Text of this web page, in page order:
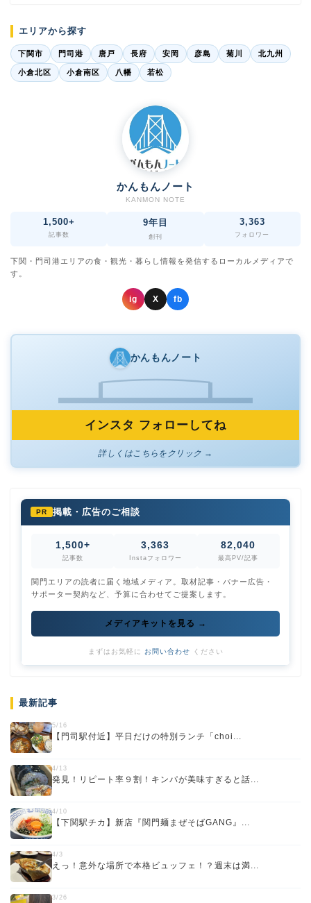
エリアから探す
下関市 門司港 唐戸 長府 安岡 彦島 菊川 北九州
小倉北区 小倉南区 八幡 若松
かんもんノート
KANMON NOTE
1,500+
記事数
9年目
創刊
3,363
フォロワー
下関・門司港エリアの食・観光・暮らし情報を発信するローカルメディアで
す。
ig X fb
かんもんノート
インスタ フォローしてね
詳しくはこちらをクリック →
PR 掲載・広告のご相談
1,500+
記事数
3,363
Instaフォロワー
82,040
最高PV/記事
関門エリアの読者に届く地域メディア。取材記事・バナー広告・
サポーター契約など、予算に合わせてご提案します。
メディアキットを見る →
まずはお気軽に お問い合わせ ください
最新記事
5/16
【門司駅付近】平日だけの特別ランチ「choi...
4/13
発見！リピート率９割！キンパが美味すぎると話...
4/10
【下関駅チカ】新店『関門麺まぜそばGANG』...
4/3
えっ！意外な場所で本格ビュッフェ！？週末は満...
3/26